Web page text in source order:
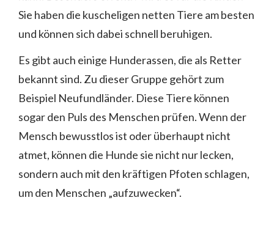
Sie haben die kuscheligen netten Tiere am besten
und können sich dabei schnell beruhigen.
Es gibt auch einige Hunderassen, die als Retter
bekannt sind. Zu dieser Gruppe gehört zum
Beispiel Neufundländer. Diese Tiere können
sogar den Puls des Menschen prüfen. Wenn der
Mensch bewusstlos ist oder überhaupt nicht
atmet, können die Hunde sie nicht nur lecken,
sondern auch mit den kräftigen Pfoten schlagen,
um den Menschen „aufzuwecken“.